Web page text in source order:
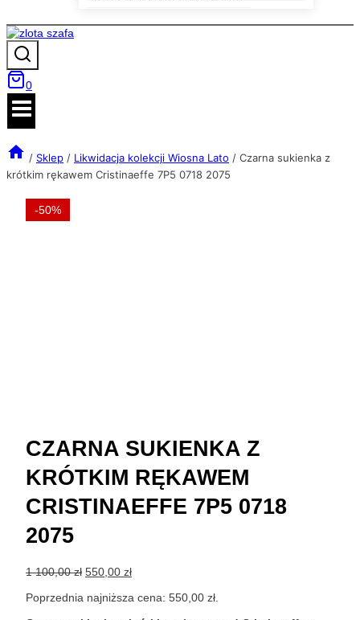
0
/ Sklep / Likwidacja kolekcji Wiosna Lato / Czarna sukienka z
krótkim rękawem Cristinaeffe 7P5 0718 2075
-50%
CZARNA SUKIENKA Z
KRÓTKIM RĘKAWEM
CRISTINAEFFE 7P5 0718
2075
1 100,00zł Pierwotna
wynosiła:
550,00 złAktualna
wynosi:
Poprzednia najniższa cena: 550,00 zł